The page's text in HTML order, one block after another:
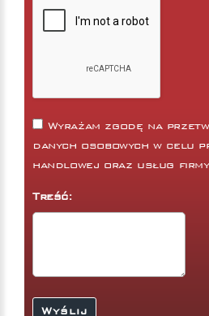
Wyrażam zgodę na
danych osobowych w celu
handlowej oraz usług
Treść: